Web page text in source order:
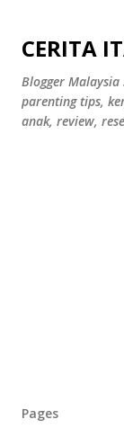
CERITA
Blogger
parenting tips,
anak, review,
Pages